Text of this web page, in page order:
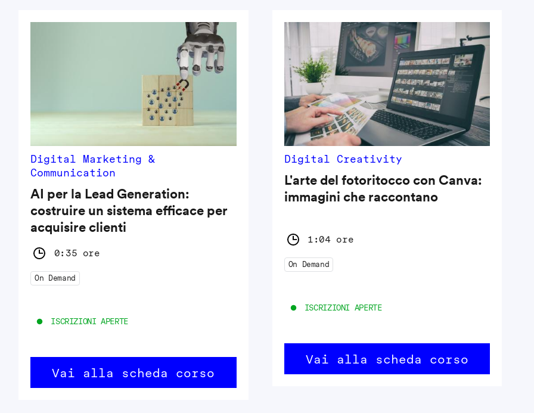
Digital Marketing &
Communication
AI per la Lead Generation:
costruire un sistema efficace per
acquisire clienti
0:35 ore
On Demand
ISCRIZIONI APERTE
Vai alla scheda corso
Digital Creativity
L'arte del fotoritocco con Canva:
immagini che raccontano
1:04 ore
On Demand
ISCRIZIONI APERTE
Vai alla scheda corso